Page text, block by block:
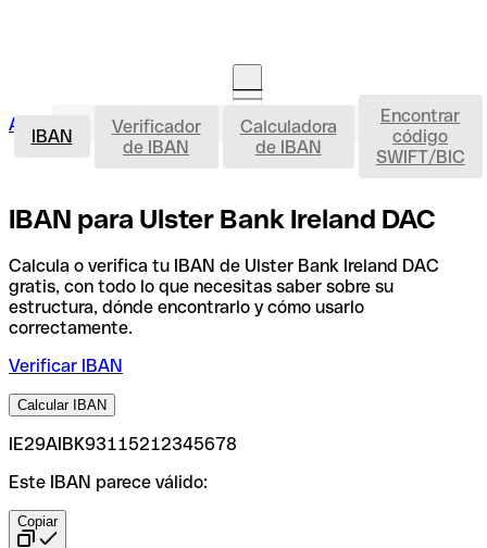
Acceso clientesAbrir cuenta IBAN
IBAN
Verificador
de IBAN
Calculadora
de IBAN
Encontrar
código
SWIFT/BIC
IBAN para Ulster Bank Ireland DAC
Calcula o verifica tu IBAN de Ulster Bank Ireland DAC
gratis, con todo lo que necesitas saber sobre su
estructura, dónde encontrarlo y cómo usarlo
correctamente.
Verificar IBAN
Calcular IBAN
IE29AIBK93115212345678
Este IBAN parece válido:
Copiar